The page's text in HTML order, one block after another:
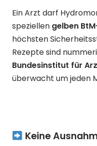
Ein Arzt darf
speziellen gelben
höchsten
Rezepte sind
Bundesinstitut für
überwacht um jeden
Keine